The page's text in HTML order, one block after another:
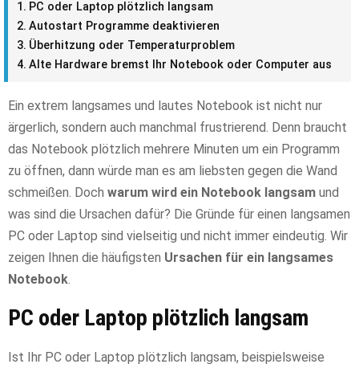
PC oder Laptop plötzlich langsam
Autostart Programme deaktivieren
Überhitzung oder Temperaturproblem
Alte Hardware bremst Ihr Notebook oder Computer aus
Ein extrem langsames und lautes Notebook ist nicht nur
ärgerlich, sondern auch manchmal frustrierend. Denn braucht
das Notebook plötzlich mehrere Minuten um ein Programm
zu öffnen, dann würde man es am liebsten gegen die Wand
schmeißen. Doch warum wird ein Notebook langsam und
was sind die Ursachen dafür? Die Gründe für einen langsamen
PC oder Laptop sind vielseitig und nicht immer eindeutig. Wir
zeigen Ihnen die häufigsten Ursachen für ein langsames
Notebook.
PC oder Laptop plötzlich langsam
Ist Ihr PC oder Laptop plötzlich langsam, beispielsweise